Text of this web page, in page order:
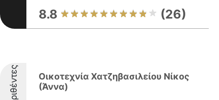
8.8 (26)
Οικοτεχνία Χατζηβασιλείου Νίκος
(Άννα)